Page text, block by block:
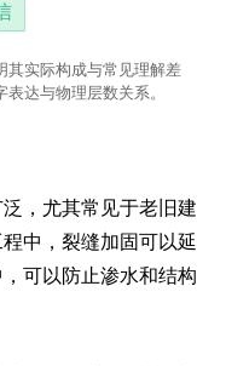
其实际构成与常见理解差
达与物理层数关系。
，尤其常见于老旧建
中，裂缝加固可以延
可以防止渗水和结构